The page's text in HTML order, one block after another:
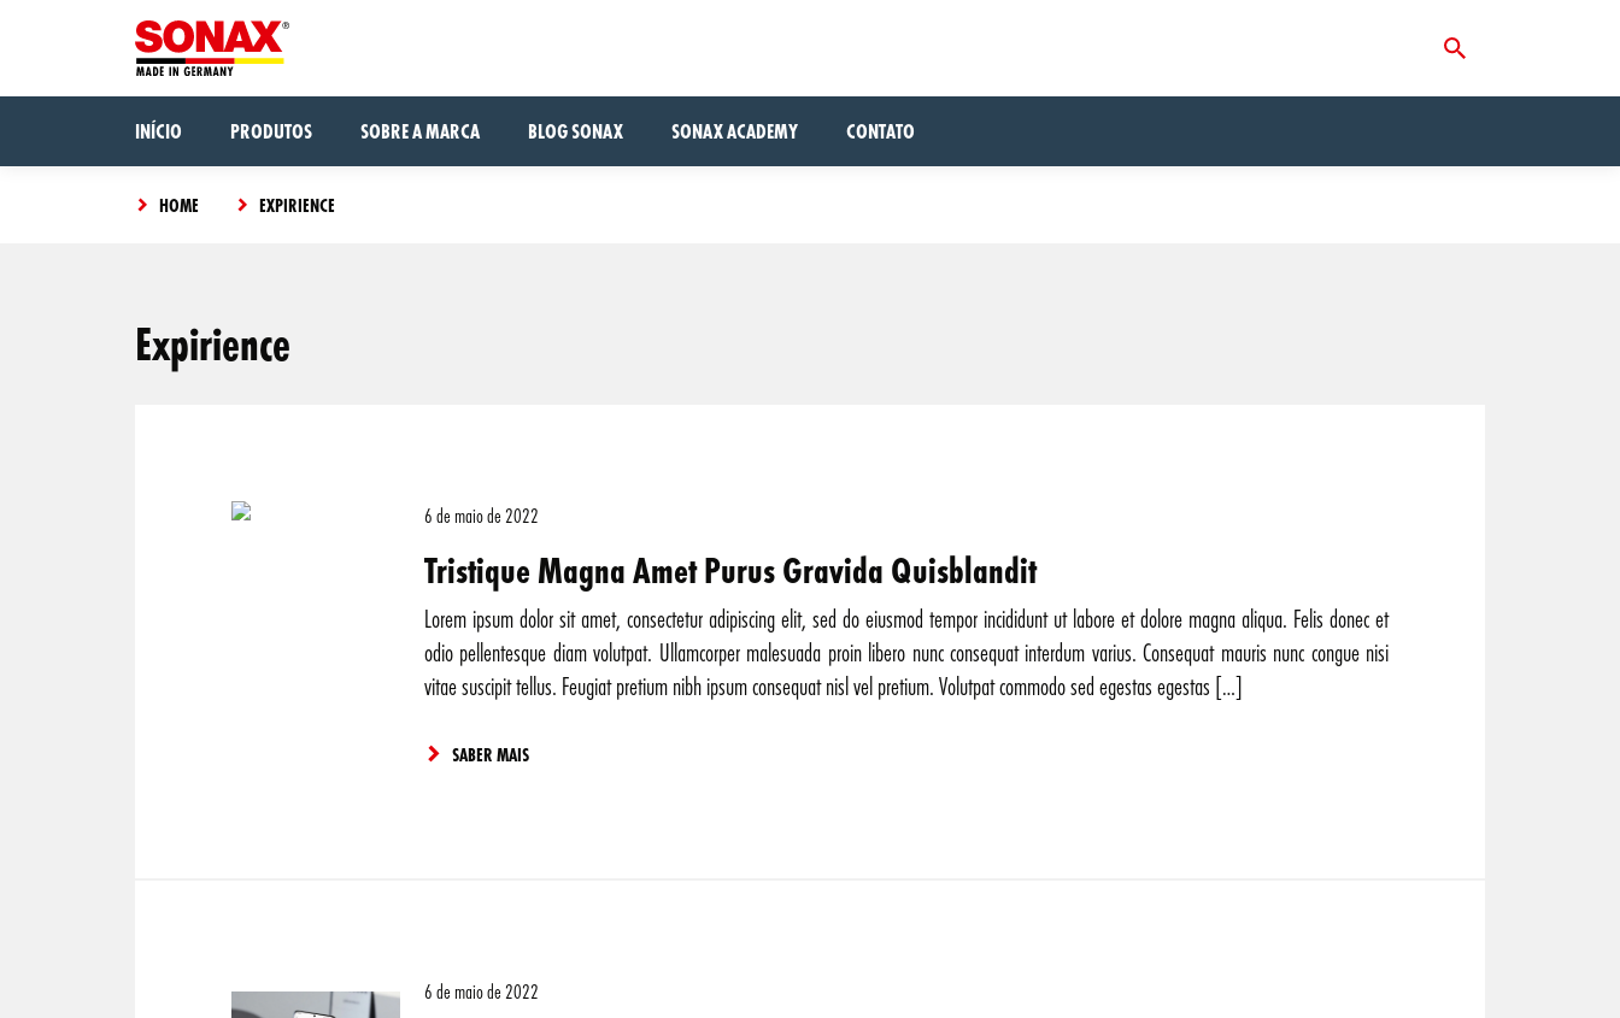
INÍCIO PRODUTOS SOBRE A MARCA BLOG SONAX SONAX ACADEMY CONTATO
HOME EXPIRIENCE
Expirience
6 de maio de 2022
Tristique Magna Amet Purus Gravida Quisblandit
Lorem ipsum dolor sit amet, consectetur adipiscing elit, sed do eiusmod tempor incididunt ut labore et dolore magna aliqua. Felis donec et
odio pellentesque diam volutpat. Ullamcorper malesuada proin libero nunc consequat interdum varius. Consequat mauris nunc congue nisi
vitae suscipit tellus. Feugiat pretium nibh ipsum consequat nisl vel pretium. Volutpat commodo sed egestas egestas […]
SABER MAIS
6 de maio de 2022